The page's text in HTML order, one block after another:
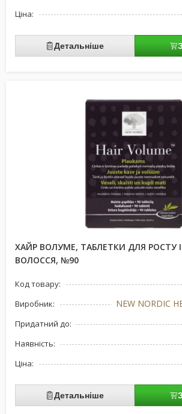
Ціна:
Детальніше
ХАЙР ВОЛУМЕ, ТАБЛЕТКИ ДЛЯ РОСТУ
ВОЛОССЯ, №90
Код товару:
Виробник: NEW NORDIC
Придатний до:
Наявність:
Ціна:
Детальніше